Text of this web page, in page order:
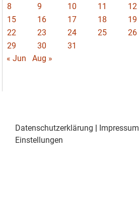
8
9 10 11 12
15
16 17 18 19
22
23 24 25 26
29
30
31
« Jun
Aug »
Datenschutzerklärung | Impressum
Einstellungen